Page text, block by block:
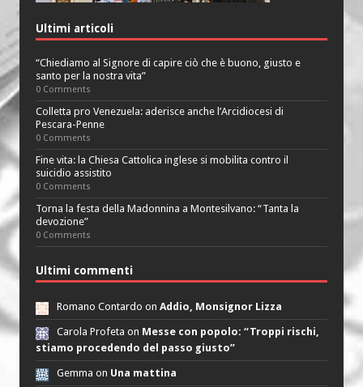
Ultimi articoli
“Chiediamo al Signore di capire ciò che è buono, giusto e
santo per la nostra vita”
0 Comments
Colletta pro Venezuela: aderisce anche l’Arcidiocesi di
Pescara-Penne
0 Comments
Fine vita: la Chiesa Cattolica inglese si mobilita contro il
suicidio assistito
0 Comments
Torna la festa della Madonnina a Montesilvano: “Tanta la
devozione”
0 Comments
Ultimi commenti
Romano Contardo on Addio, Monsignor Lizza
Carola Profeta on Messe con popolo: “Troppi rischi,
stiamo procedendo del passo giusto”
Gemma on Una mattina